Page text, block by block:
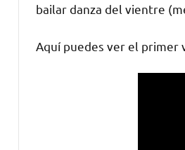
bailar danza del vientre
Aquí puedes ver el primer